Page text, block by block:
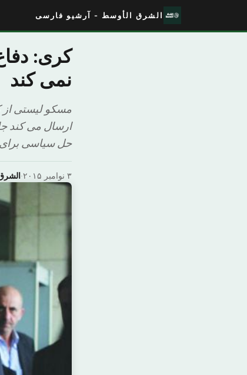
الشرق الأوسط - آرشیو فارسی
کری:
نمی کند
مسکو لیستی
ارسال می کند
حل سیاسی برای
· ۳ نوامبر ۲۰۱۵